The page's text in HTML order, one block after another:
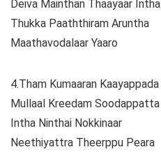
Deiva Mainthan Thaayaar Intha
Thukka Paaththiram Aruntha
Maathavodalaar Yaaro
4.Tham Kumaaran Kaayappada
Mullaal Kreedam Soodappatta
Intha Ninthai Nokkinaar
Neethiyattra Theerppu Peara